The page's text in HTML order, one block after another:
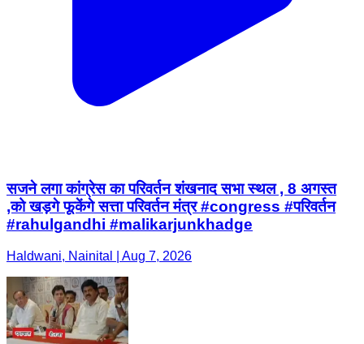
सजने लगा कांग्रेस का परिवर्तन शंखनाद सभा स्थल , 8 अगस्त
,को खड़गे फूकेंगे सत्ता परिवर्तन मंत्र #congress #परिवर्तन
#rahulgandhi #malikarjunkhadge
Haldwani, Nainital | Aug 7, 2026